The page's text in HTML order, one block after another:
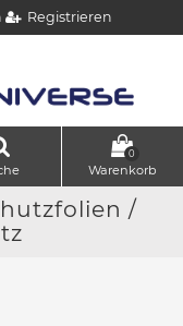
Registrieren
0
Warenkorb
/